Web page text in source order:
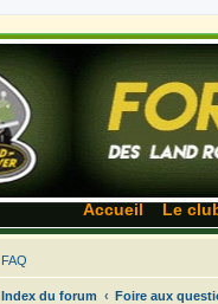
Accueil Le
FAQ
Index du forum Foire aux